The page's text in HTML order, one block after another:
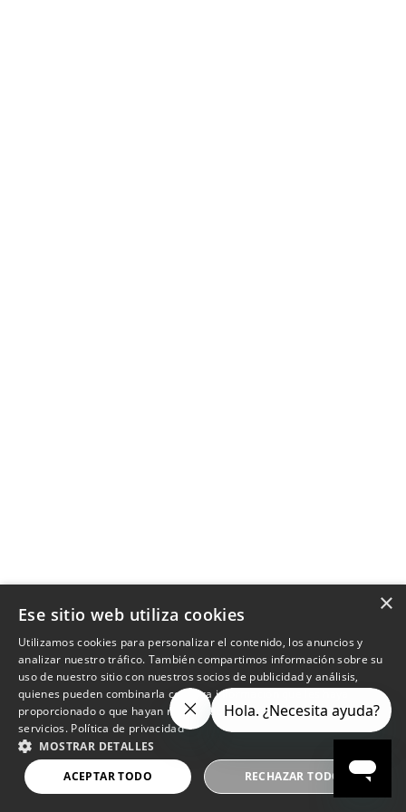
×
Ese sitio web utiliza cookies
Utilizamos cookies para personalizar el contenido, los anuncios y
analizar nuestro tráfico. También compartimos información sobre su
uso de nuestro sitio con nuestros socios de publicidad y análisis,
quienes pueden combinarla con otra información que les haya
proporcionado o que hayan recopilado a partir del uso de sus
servicios. Política de privacidad
MOSTRAR DETALLES
ACEPTAR TODO
RECHAZAR TODO